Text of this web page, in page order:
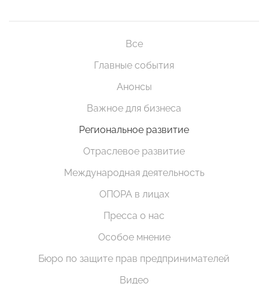
Все
Главные события
Анонсы
Важное для бизнеса
Региональное развитие
Отраслевое развитие
Международная деятельность
ОПОРА в лицах
Пресса о нас
Особое мнение
Бюро по защите прав предпринимателей
Видео